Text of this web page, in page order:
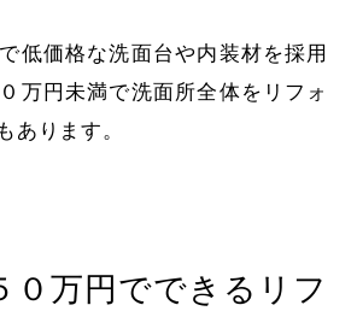
低価格な洗面台や内装材を採用
万円未満で洗面所全体をリフォ
あります。
０万円でできるリフ